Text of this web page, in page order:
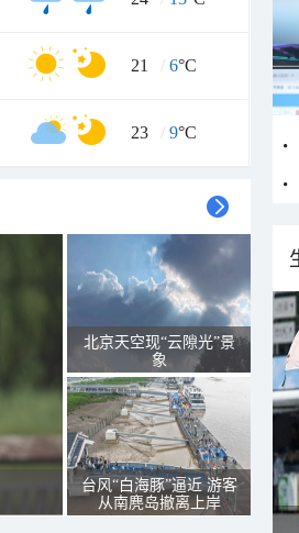
21 / 6°C
23 / 9°C
北京天空现“云隙光”景
象
台风“白海豚”逼近 游客
从南麂岛撤离上岸